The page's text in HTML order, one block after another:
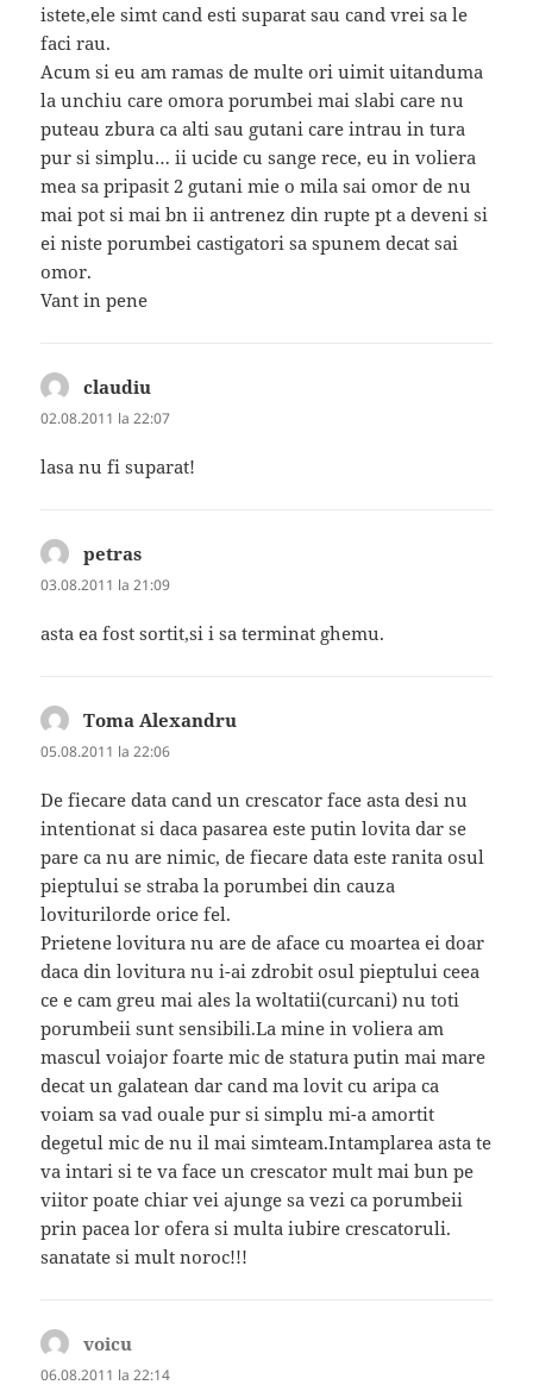
istete,ele simt cand esti suparat sau cand vrei sa le
faci rau.
Acum si eu am ramas de multe ori uimit uitanduma
la unchiu care omora porumbei mai slabi care nu
puteau zbura ca alti sau gutani care intrau in tura
pur si simplu… ii ucide cu sange rece, eu in voliera
mea sa pripasit 2 gutani mie o mila sai omor de nu
mai pot si mai bn ii antrenez din rupte pt a deveni si
ei niste porumbei castigatori sa spunem decat sai
omor.
Vant in pene
claudiu
02.08.2011 la 22:07
lasa nu fi suparat!
petras
03.08.2011 la 21:09
asta ea fost sortit,si i sa terminat ghemu.
Toma Alexandru
05.08.2011 la 22:06
De fiecare data cand un crescator face asta desi nu
intentionat si daca pasarea este putin lovita dar se
pare ca nu are nimic, de fiecare data este ranita osul
pieptului se straba la porumbei din cauza
loviturilorde orice fel.
Prietene lovitura nu are de aface cu moartea ei doar
daca din lovitura nu i-ai zdrobit osul pieptului ceea
ce e cam greu mai ales la woltatii(curcani) nu toti
porumbeii sunt sensibili.La mine in voliera am
mascul voiajor foarte mic de statura putin mai mare
decat un galatean dar cand ma lovit cu aripa ca
voiam sa vad ouale pur si simplu mi-a amortit
degetul mic de nu il mai simteam.Intamplarea asta te
va intari si te va face un crescator mult mai bun pe
viitor poate chiar vei ajunge sa vezi ca porumbeii
prin pacea lor ofera si multa iubire crescatoruli.
sanatate si mult noroc!!!
voicu
06.08.2011 la 22:14